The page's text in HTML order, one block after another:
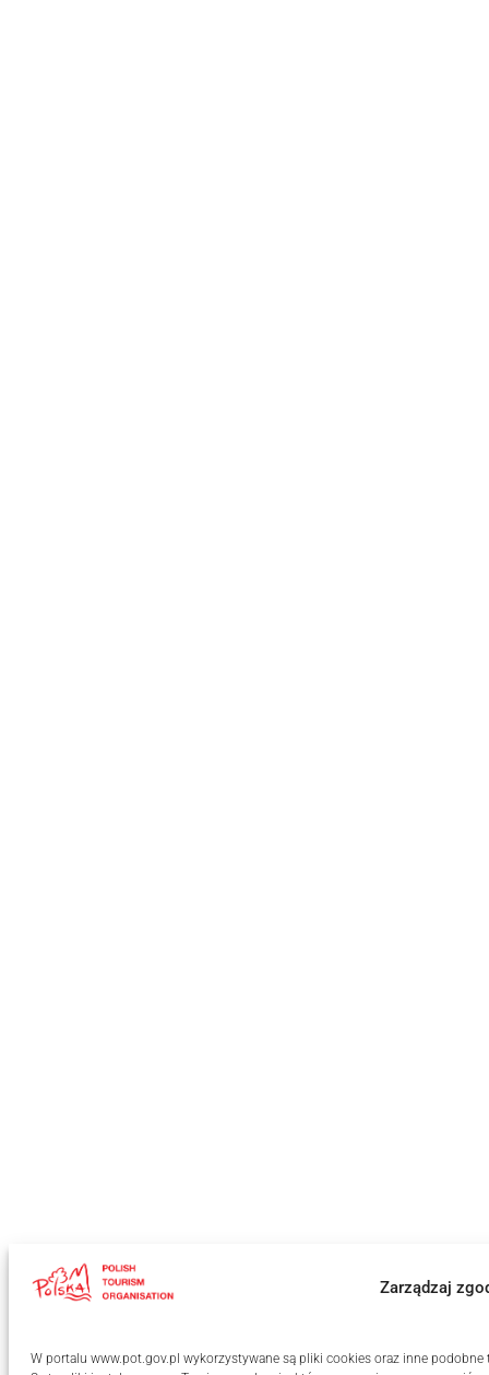
Zarządzaj
W portalu www.pot.gov.pl wykorzystywane są pliki cookies oraz inne